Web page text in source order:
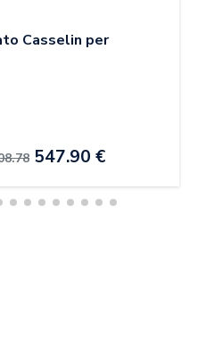
Casselin per
547.90 €